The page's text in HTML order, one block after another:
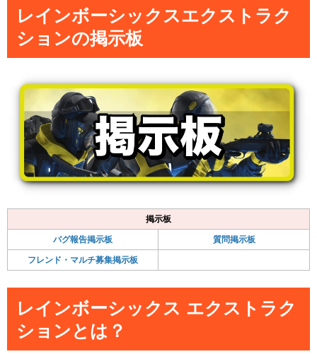
レインボーシックスエクストラク
ションの掲示板
掲示板
バグ報告掲示板
質問掲示板
フレンド・マルチ募集掲示板
レインボーシックス エクストラク
ションとは？